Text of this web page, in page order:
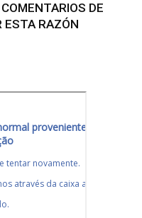
DE
ESTA RAZÓN